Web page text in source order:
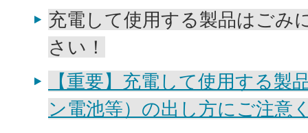
充電して使用する製品はごみ
さい！
【重要】充電して使用する製
ン電池等）の出し方にご注意